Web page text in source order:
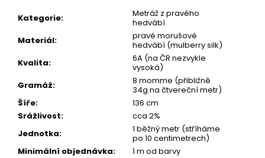
Kategorie:
Metráž z pravého
hedvábí
Materiál:
pravé morušové
hedvábí (mulberry silk)
Kvalita:
6A (na ČR nezvykle
vysoká)
Gramáž:
8 momme (přibližně
34g na čtvereční metr)
Šíře:
136 cm
Srážlivost:
cca 2%
Jednotka:
1 běžný metr (stříháme
po 10 centimetrech)
Minimální objednávka:
1 m od barvy